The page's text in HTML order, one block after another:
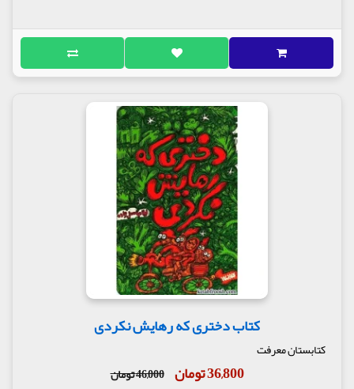
کتاب دختری که رهایش نکردی
کتابستان معرفت
36,800 تومان 46,000 تومان